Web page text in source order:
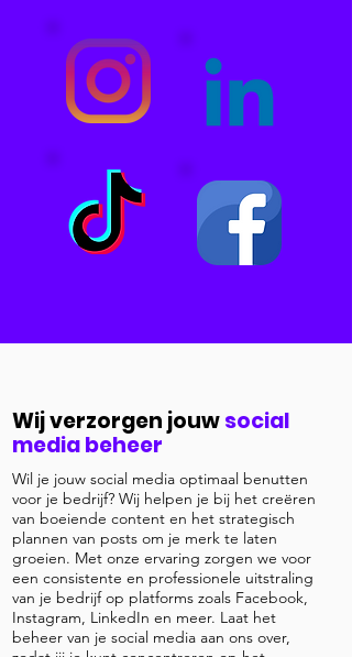
Wij verzorgen jouwsocial
media beheer
Wil je jouw social media optimaal benutten
voor je bedrijf? Wij helpen je bij het creëren
van boeiende content en het strategisch
plannen van posts om je merk te laten
groeien. Met onze ervaring zorgen we voor
een consistente en professionele uitstraling
van je bedrijf op platforms zoals Facebook,
Instagram, LinkedIn en meer. Laat het
beheer van je social media aan ons over,